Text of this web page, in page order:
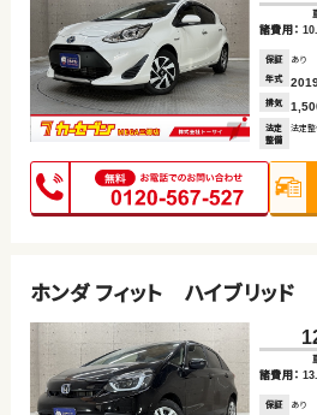
諸費用：
保証 あり
年式
排気
法定
整備
法定
ホンダ フィット ハイブリッド
諸費用：
保証 あり